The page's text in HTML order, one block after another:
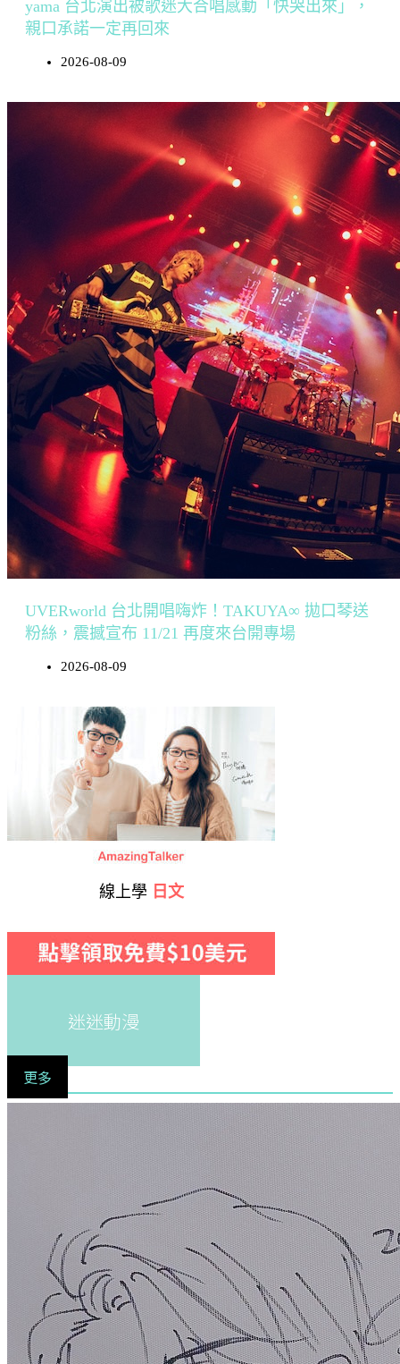
yama 台北演出被歌迷大合唱感動「快哭出來」，
親口承諾一定再回來
2026-08-09
UVERworld 台北開唱嗨炸！TAKUYA∞ 拋口琴送
粉絲，震撼宣布 11/21 再度來台開專場
2026-08-09
線上學 日文
迷迷動漫
更多